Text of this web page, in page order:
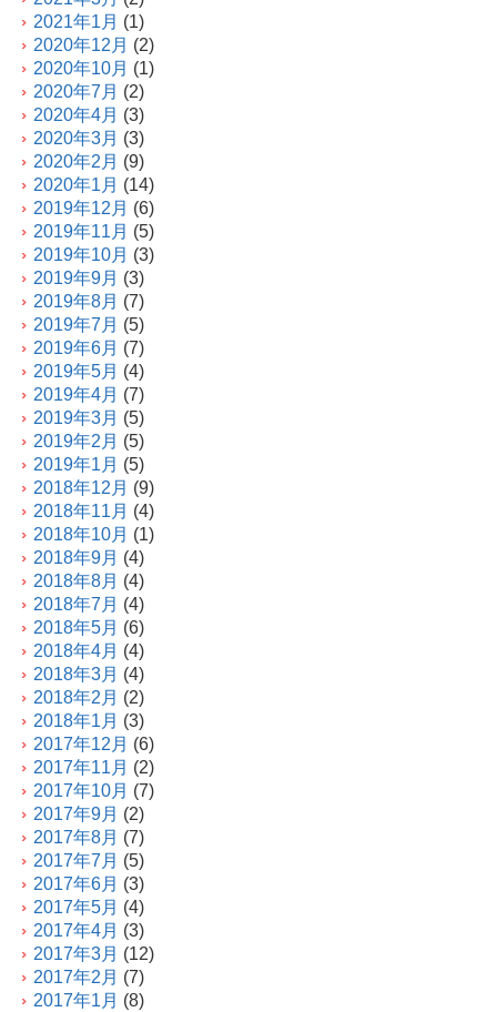
2021年1月 (1)
2020年12月 (2)
2020年10月 (1)
2020年7月 (2)
2020年4月 (3)
2020年3月 (3)
2020年2月 (9)
2020年1月 (14)
2019年12月 (6)
2019年11月 (5)
2019年10月 (3)
2019年9月 (3)
2019年8月 (7)
2019年7月 (5)
2019年6月 (7)
2019年5月 (4)
2019年4月 (7)
2019年3月 (5)
2019年2月 (5)
2019年1月 (5)
2018年12月 (9)
2018年11月 (4)
2018年10月 (1)
2018年9月 (4)
2018年8月 (4)
2018年7月 (4)
2018年5月 (6)
2018年4月 (4)
2018年3月 (4)
2018年2月 (2)
2018年1月 (3)
2017年12月 (6)
2017年11月 (2)
2017年10月 (7)
2017年9月 (2)
2017年8月 (7)
2017年7月 (5)
2017年6月 (3)
2017年5月 (4)
2017年4月 (3)
2017年3月 (12)
2017年2月 (7)
2017年1月 (8)